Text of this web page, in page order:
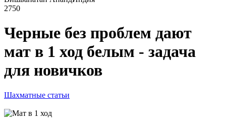
2750
Черные без проблем дают
мат в 1 ход белым - задача
для новичков
Шахматные статьи